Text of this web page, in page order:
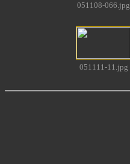
051108-066.jpg
051111-11.jpg